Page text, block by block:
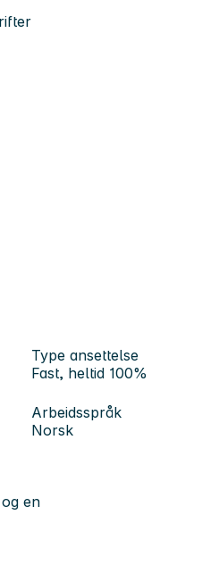
Type ansettelse
Fast, heltid 100%
Arbeidsspråk
Norsk
en